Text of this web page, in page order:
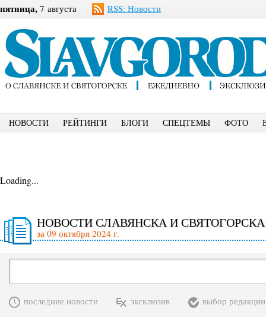
пятница, 7 августа RSS: Новости
НОВОСТИ РЕЙТИНГИ БЛОГИ СПЕЦТЕМЫ ФОТО
Loading...
НОВОСТИ СЛАВЯНСКА И
за 09 октября 2024 г.
последние новости эксклюзив выбор редакции